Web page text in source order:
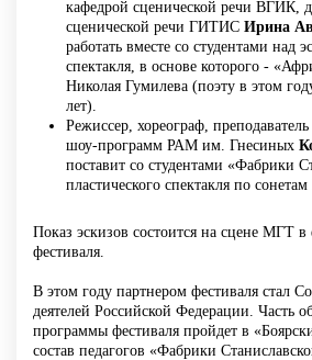
кафедрой сценической речи ВГИК,
сценической речи ГИТИС Ирина
работать вместе со студентами над
спектакля, в основе которого -
Николая Гумилева (поэту в этом
лет).
Режиссер, хореограф,
шоу-программ РАМ им. Гнесиных
поставит со студентами «Фабрики
пластического спектакля по
Показ эскизов состоится на сцене МГТ
фестиваля.
В этом году партнером фестиваля стал
деятелей Российской Федерации. Часть
программы фестиваля пройдет в
состав педагогов «Фабрики